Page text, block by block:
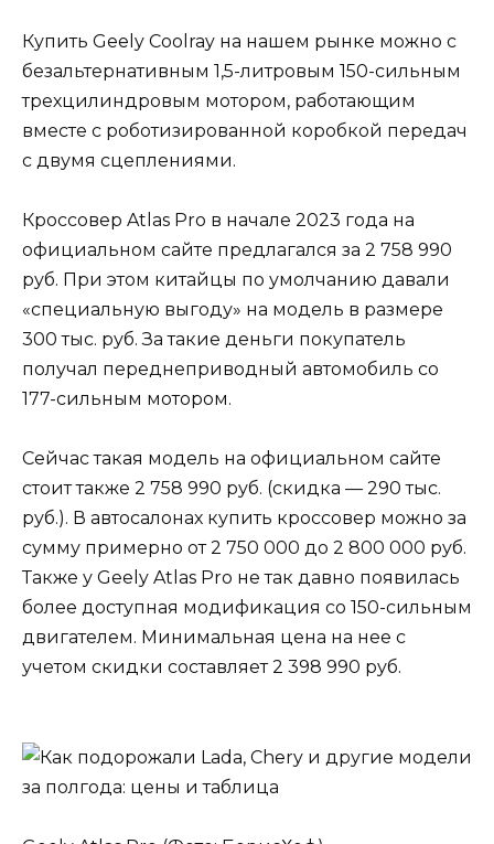
Купить Geely Coolray на нашем рынке можно с
безальтернативным 1,5-литровым 150-сильным
трехцилиндровым мотором, работающим
вместе с роботизированной коробкой передач
с двумя сцеплениями.
Кроссовер Atlas Pro в начале 2023 года на
официальном сайте предлагался за 2 758 990
руб. При этом китайцы по умолчанию давали
«специальную выгоду» на модель в размере
300 тыс. руб. За такие деньги покупатель
получал переднеприводный автомобиль со
177-сильным мотором.
Сейчас такая модель на официальном сайте
стоит также 2 758 990 руб. (скидка — 290 тыс.
руб.). В автосалонах купить кроссовер можно за
сумму примерно от 2 750 000 до 2 800 000 руб.
Также у Geely Atlas Pro не так давно появилась
более доступная модификация со 150-сильным
двигателем. Минимальная цена на нее с
учетом скидки составляет 2 398 990 руб.